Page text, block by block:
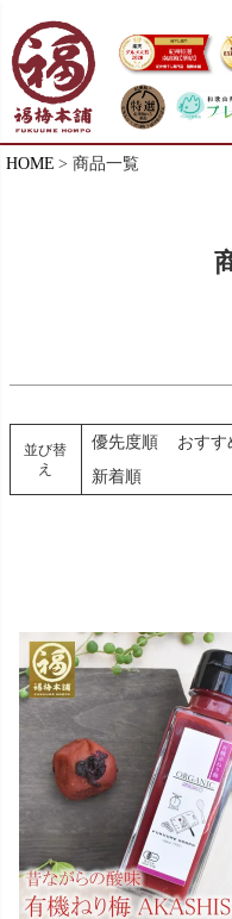
HOME 商品一覧
並び順
新着順
登録順
価格が安い順
価格が高い順
キーワードヒ
並び替
え
優先度順 おすす
新着順